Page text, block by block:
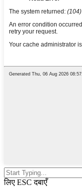
लिए ESC दबाएँ